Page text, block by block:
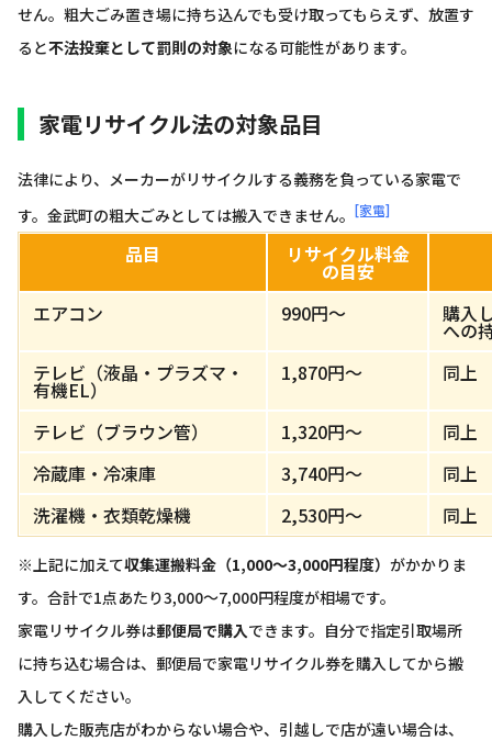
せん。粗大ごみ置き場に持ち込んでも受け取ってもらえず、放置す
ると不法投棄として罰則の対象になる可能性があります。
家電リサイクル法の対象品目
法律により、メーカーがリサイクルする義務を負っている家電で
す。金武町の粗大ごみとしては搬入できません。 [家電]
品目 リサイクル料金
の目安
エアコン
990円〜 購入
への
テレビ（液晶・プラズマ・
有機EL）
1,870円〜 同上
テレビ（ブラウン管） 1,320円〜
同上
冷蔵庫・冷凍庫
3,740円〜
同上
洗濯機・衣類乾燥機
2,530円〜 同上
※上記に加えて収集運搬料金（1,000〜3,000円程度） がかかりま
す。合計で1点あたり3,000〜7,000円程度が相場です。
家電リサイクル券は郵便局で購入できます。自分で指定引取場所
に持ち込む場合は、郵便局で家電リサイクル券を購入してから搬
入してください。
購入した販売店がわからない場合や、引越しで店が遠い場合は、